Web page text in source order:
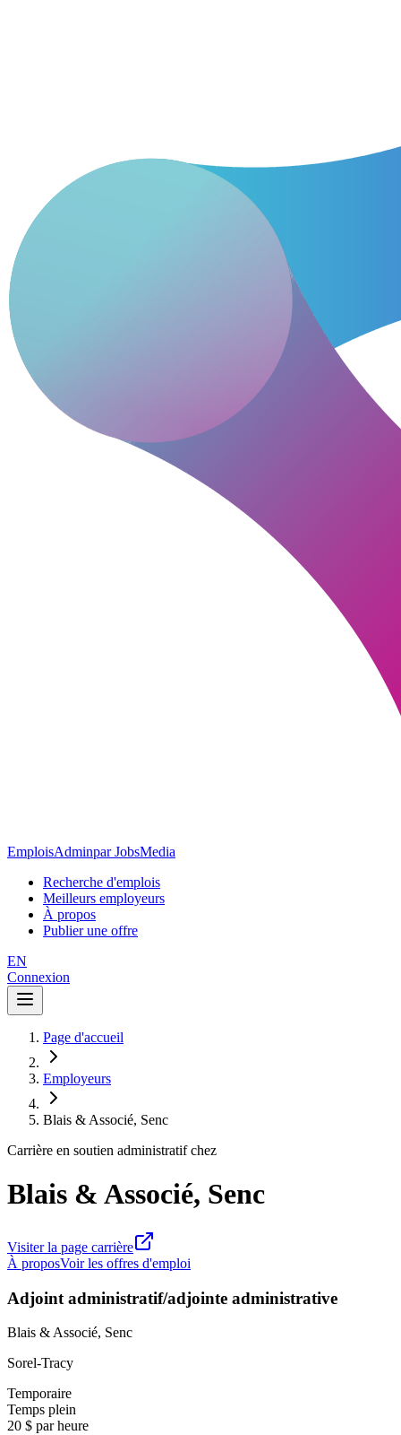
EmploisAdminpar JobsMedia
Recherche d'emplois
Meilleurs employeurs
À propos
Publier une offre
EN
Connexion
Page d'accueil
Employeurs
Blais & Associé, Senc
Carrière en soutien administratif chez
Blais & Associé, Senc
Visiter la page carrière
À proposVoir les offres d'emploi
Adjoint administratif/adjointe administrative
Blais & Associé, Senc
Sorel-Tracy
Temporaire
Temps plein
20 $ par heure